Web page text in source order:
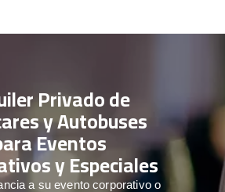
Privado de
y Autobuses
Eventos
y Especiales
a su evento corporativo o